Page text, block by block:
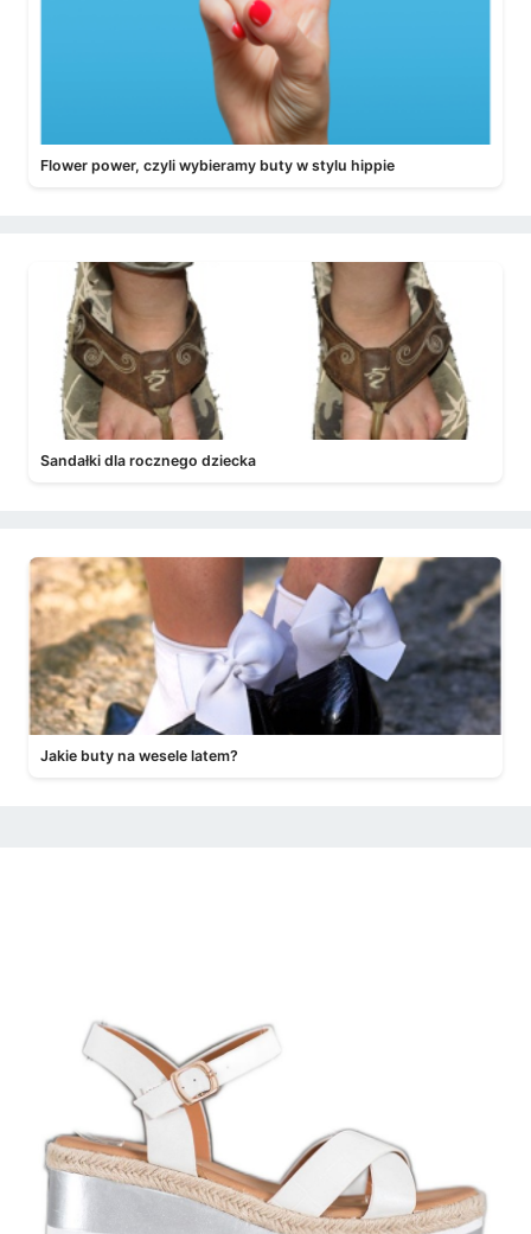
Flower power, czyli wybieramy buty w stylu hippie
Sandałki dla rocznego dziecka
Jakie buty na wesele latem?